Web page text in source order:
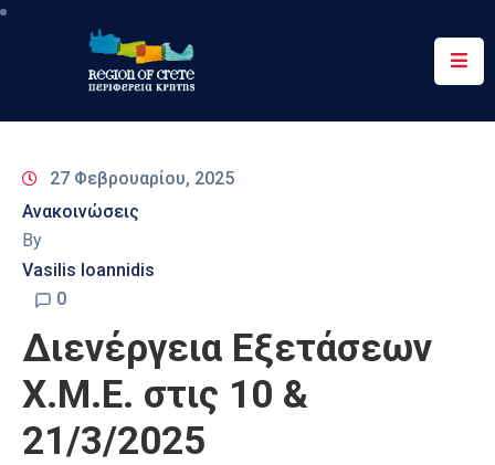
Περιφέρεια
&
Δράσεις
Ψηφιακές
Επικοινωνία
27 Φεβρουαρίου, 2025
Ανακοινώσεις
By
Vasilis Ioannidis
0
Διενέργεια Εξετάσεων
Χ.Μ.Ε. στις 10 &
21/3/2025